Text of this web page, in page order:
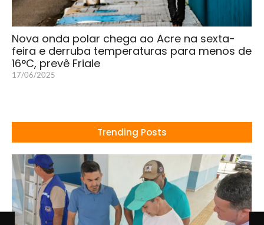
Nova onda polar chega ao Acre na sexta-
feira e derruba temperaturas para menos de
16°C, prevê Friale
17/06/2025
Trending Posts